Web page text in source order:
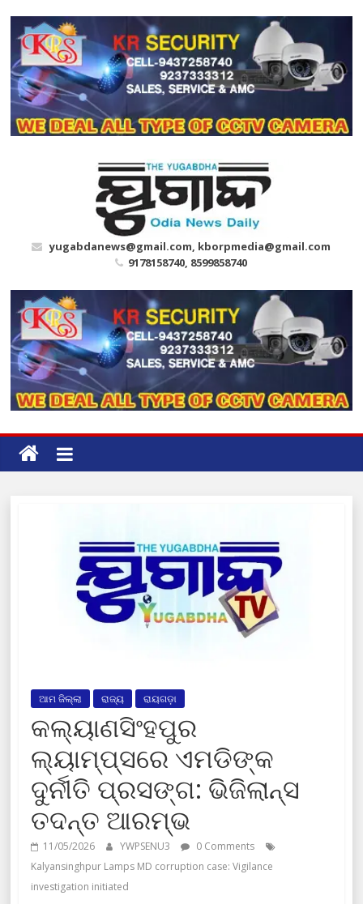
content
yugabdanews@gmail.com, kborpmedia@gmail.com
9178158740, 8599858740
ଆମ ଜିଲ୍ଲା ରାଜ୍ୟ ରାୟଗଡ଼ା
କଲ୍ୟାଣସିଂହପୁର
ଲ୍ୟାମ୍ପ୍ସରେ ଏମଡିଙ୍କ
ଦୁର୍ନୀତି ପ୍ରସଙ୍ଗ: ଭିଜିଲାନ୍ସ
ତଦନ୍ତ ଆରମ୍ଭ
11/05/2026 YWPSENU3
0 Comments
Kalyansinghpur Lamps MD corruption case: Vigilance
investigation initiated